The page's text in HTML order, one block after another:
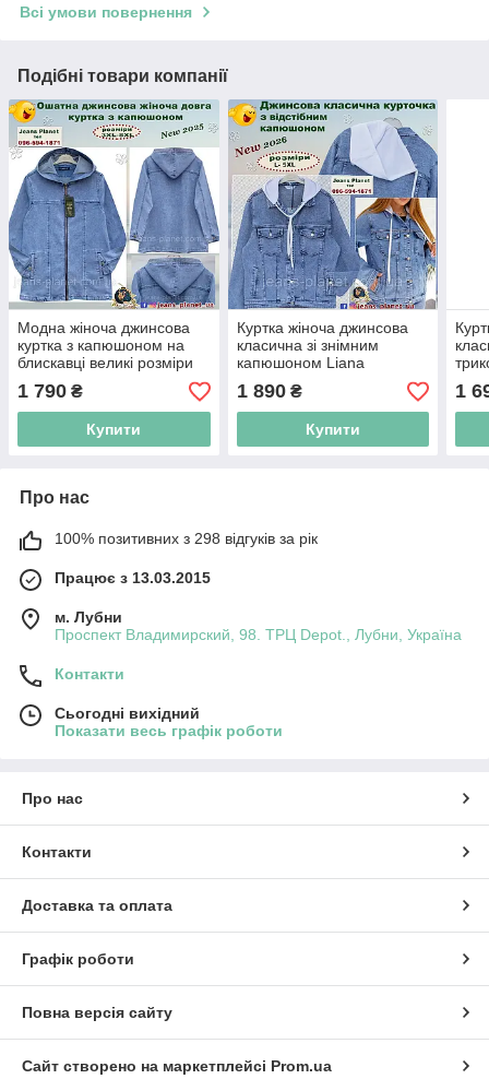
Всі умови повернення
Подібні товари компанії
Модна жіноча джинсова
куртка з капюшоном на
блискавці великі розміри
1 790 ₴
Купити
Куртка жіноча джинсова
класична зі знімним
капюшоном Liana
1 890₴
Купити
1
Про нас
100% позитивних з 298 відгуків за рік
Працює з 13.03.2015
м. Лубни
Проспект Владимирский, 98. ТРЦ Depot., Лубни, Україна
Контакти
Сьогодні вихідний
Показати весь графік роботи
Про нас
Контакти
Доставка та оплата
Графік роботи
Повна версія сайту
Сайт створено на маркетплейсі Prom.ua